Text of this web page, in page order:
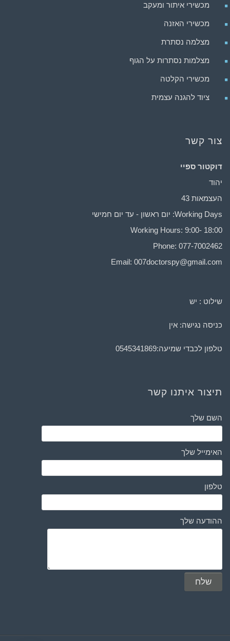
מכשירי איתור ומעקב
מכשירי האזנה
מצלמה נסתרת
מצלמות נסתרות על הגוף
מכשירי הקלטה
ציוד להגנה עצמית
צור קשר
דוקטור ספיי
יהוד
העצמאות 43
Working Days: יום ראשון - עד יום חמישי
Working Hours: 9:00- 18:00
Phone: 077-7002462
Email: 007doctorspy@gmail.com
שילוט : יש
כניסה נגישה: אין
טלפון לכבדי שמיעה:0545341869
תיצור איתנו קשר
השם שלך
האימייל שלך
טלפון
ההודעה שלך